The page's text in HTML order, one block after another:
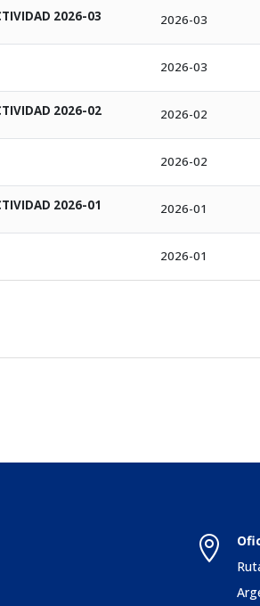
2026-03 2026-03
2026-03
2026-02 2026-02
2026-02
2026-01 2026-01
2026-01
